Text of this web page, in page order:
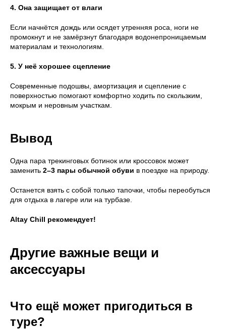
4. Она защищает от влаги
Если начнётся дождь или осядет утренняя роса, ноги не
промокнут и не замёрзнут благодаря водонепроницаемым
материалам и технологиям.
5. У неё хорошее сцепление
Современные подошвы, амортизация и сцепление с
поверхностью помогают комфортно ходить по скользким,
мокрым и неровным участкам.
Вывод
Одна пара трекинговых ботинок или кроссовок может
заменить 2–3 пары обычной обуви в поездке на природу.
Останется взять с собой только тапочки, чтобы переобуться
для отдыха в лагере или на турбазе.
Altay Chill рекомендует!
Другие важные вещи и
аксессуары
Что ещё может пригодиться в
туре?